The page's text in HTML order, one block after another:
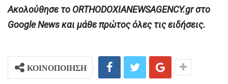
Ακολούθησε το ORTHODOXIANEWSAGENCY.gr στο
Google News και μάθε πρώτος όλες τις ειδήσεις.
ΚΟΙΝΟΠΟΙΗΣΗ